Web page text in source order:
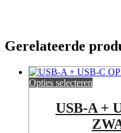
Gerelateerde
Opties selecteren
USB-A +